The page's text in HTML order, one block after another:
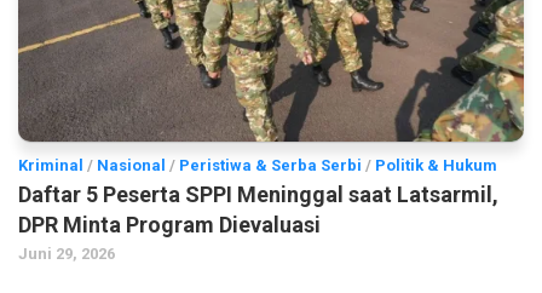
Kriminal / Nasional / Peristiwa & Serba Serbi / Politik & Hukum
Daftar 5 Peserta SPPI Meninggal saat Latsarmil,
DPR Minta Program Dievaluasi
Juni 29, 2026